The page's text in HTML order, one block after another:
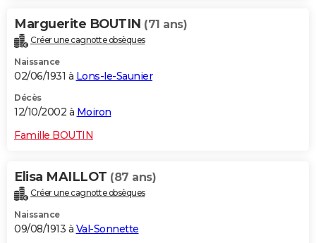
Marguerite BOUTIN (71 ans)
Créer une cagnotte obsèques
Naissance
02/06/1931 à Lons-le-Saunier
Décès
12/10/2002 à Moiron
Famille BOUTIN
Elisa MAILLOT (87 ans)
Créer une cagnotte obsèques
Naissance
09/08/1913 à Val-Sonnette